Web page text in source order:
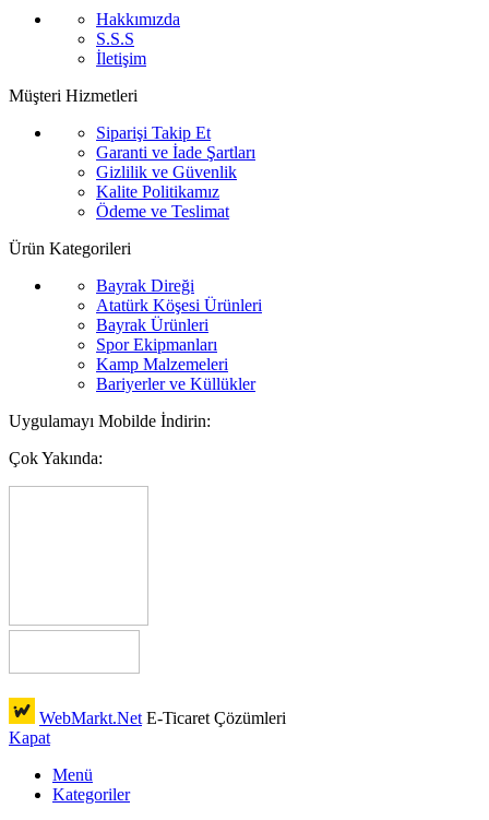
Hakkımızda
S.S.S
İletişim
Müşteri Hizmetleri
Siparişi Takip Et
Garanti ve İade Şartları
Gizlilik ve Güvenlik
Kalite Politikamız
Ödeme ve Teslimat
Ürün Kategorileri
Bayrak Direği
Atatürk Köşesi Ürünleri
Bayrak Ürünleri
Spor Ekipmanları
Kamp Malzemeleri
Bariyerler ve Küllükler
Uygulamayı Mobilde İndirin:
Çok Yakında:
WebMarkt.Net E-Ticaret Çözümleri
Kapat
Menü
Kategoriler